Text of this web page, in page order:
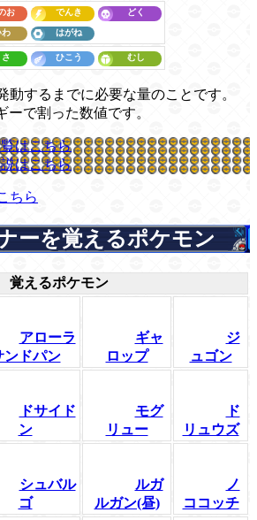
動するまでに必要な量のことです。
ーで割った数値です。
はこちら
はこちら
ちら
ーを覚えるポケモン
覚えるポケモン
アローラ
ンドパン
ギャ
ロップ
ジ
ュゴン
ドサイド
ン
モグ
リュー
ド
リュウズ
シュバル
ゴ
ルガ
ルガン(昼)
ノ
ココッチ